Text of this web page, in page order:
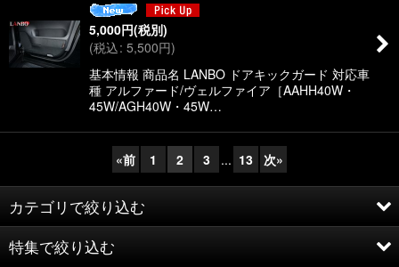
5,000円(税別)
(税込: 5,500円)
基本情報 商品名 LANBO ドアキックガード 対応車
種 アルファード/ヴェルファイア［AAHH40W・
45W/AGH40W・45W…
«前 1 2 3 ... 13 次»
カテゴリで絞り込む
BLACK BEAR
特集で絞り込む